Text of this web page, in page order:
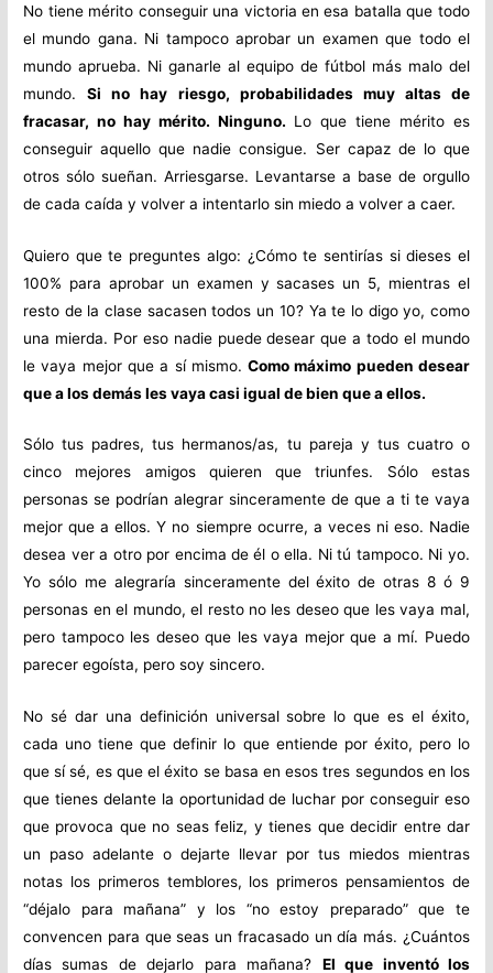
No tiene mérito conseguir una victoria en esa batalla que todo
el mundo gana. Ni tampoco aprobar un examen que todo el
mundo aprueba. Ni ganarle al equipo de fútbol más malo del
mundo.Si no hay riesgo, probabilidades muy altas de
fracasar, no hay mérito. Ninguno. Lo que tiene mérito es
conseguir aquello que nadie consigue. Ser capaz de lo que
otros sólo sueñan. Arriesgarse. Levantarse a base de orgullo
de cada caída y volver a intentarlo sin miedo a volver a caer.
Quiero que te preguntes algo: ¿Cómo te sentirías si dieses el
100% para aprobar un examen y sacases un 5, mientras el
resto de la clase sacasen todos un 10? Ya te lo digo yo, como
una mierda. Por eso nadie puede desear que a todo el mundo
le vaya mejor que a sí mismo.Como máximo pueden desear
que a los demás les vaya casi igual de bien que a ellos.
Sólo tus padres, tus hermanos/as, tu pareja y tus cuatro o
cinco mejores amigos quieren que triunfes. Sólo estas
personas se podrían alegrar sinceramente de que a ti te vaya
mejor que a ellos. Y no siempre ocurre, a veces ni eso. Nadie
desea ver a otro por encima de él o ella. Ni tú tampoco. Ni yo.
Yo sólo me alegraría sinceramente del éxito de otras 8 ó 9
personas en el mundo, el resto no les deseo que les vaya mal,
pero tampoco les deseo que les vaya mejor que a mí. Puedo
parecer egoísta, pero soy sincero.
No sé dar una definición universal sobre lo que es el éxito,
cada uno tiene que definir lo que entiende por éxito, pero lo
que sí sé, es que el éxito se basa en esos tres segundos en los
que tienes delante la oportunidad de luchar por conseguir eso
que provoca que no seas feliz, y tienes que decidir entre dar
un paso adelante o dejarte llevar por tus miedos mientras
notas los primeros temblores, los primeros pensamientos de
“déjalo para mañana” y los “no estoy preparado” que te
convencen para que seas un fracasado un día más. ¿Cuántos
días sumas de dejarlo para mañana? El que inventó los